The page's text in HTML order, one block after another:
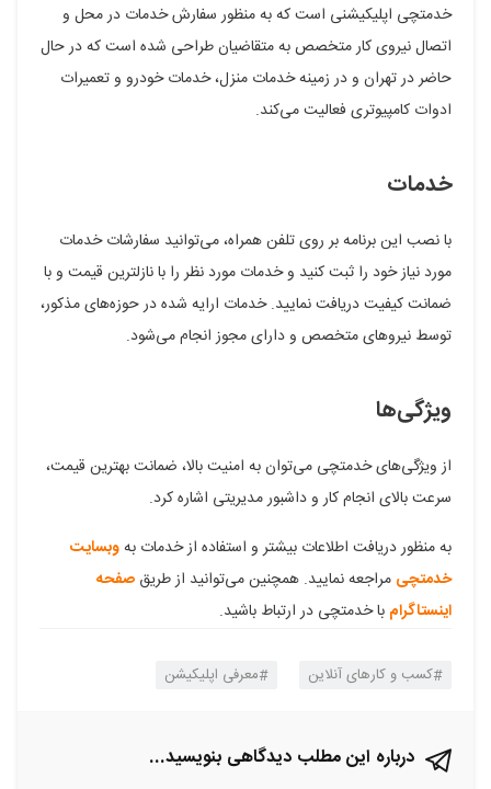
گذاری
در
فیسبوک
گذاری
در
گوگل
گذاری
در
تلگرام
گذاری
در
توییتر
گذاری
در
خدمتچی اپلیکیشنی است که به منظور سفارش خدمات در محل و
اتصال نیروی کار متخصص به متقاضیان طراحی شده است که در حال
حاضر در تهران و در زمینه خدمات منزل، خدمات خودرو و تعمیرات
ادوات کامپیوتری فعالیت می‌کند.
خدمات
با نصب این برنامه بر روی تلفن همراه، می‌توانید سفارشات خدمات
مورد نیاز خود را ثبت کنید و خدمات مورد نظر را با نازلترین قیمت و با
ضمانت کیفیت دریافت نمایید. خدمات ارایه شده در حوزه‌های مذکور،
توسط نیروهای متخصص و دارای مجوز انجام می‌شود.
ویژگی‌ها
از ویژگی‌های خدمتچی می‌توان به امنیت بالا، ضمانت بهترین قیمت،
سرعت بالای انجام کار و داشبور مدیریتی اشاره کرد.
به منظور دریافت اطلاعات بیشتر و استفاده از خدمات بهوبسایت
خدمتچی مراجعه نمایید. همچنین می‌توانید از طریق صفحه
اینستاگرام با خدمتچی در ارتباط باشید.
کسب و کارهای آنلاین معرفی اپلیکیشن
درباره این مطلب دیدگاهی بنویسید...